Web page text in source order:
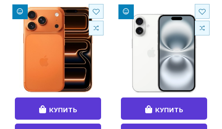
КУПИТЬ КУПИТЬ